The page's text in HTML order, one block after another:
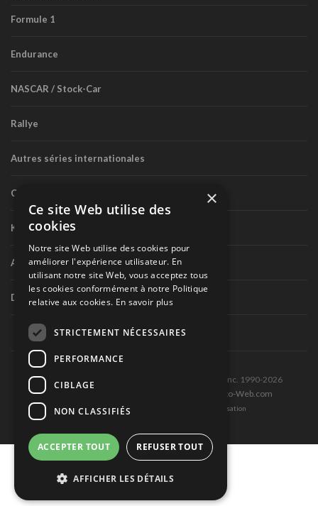
Formule 1
Endurance
NASCAR / Stock-Car
Rallye
Autres séries internationales
Circuit routier canadien
Karting
Autres séries nationales
Divers
Tous droits réservés © Les Éditions Pole-Position inc. 1990-2026
Ce site est produit et hébergé par Montréal-Photo-Web.com
Politique de confidentialité et Conditions d’utilisation
×
Ce site Web utilise des
cookies
Notre site Web utilise des cookies pour
améliorer l'expérience utilisateur. En
utilisant notre site Web, vous acceptez tous
les cookies conformément à notre Politique
relative aux cookies. En savoir plus
STRICTEMENT NÉCESSAIRES
PERFORMANCE
CIBLAGE
NON CLASSIFIÉS
ACCEPTER TOUT REFUSER TOUT
AFFICHER LES DÉTAILS